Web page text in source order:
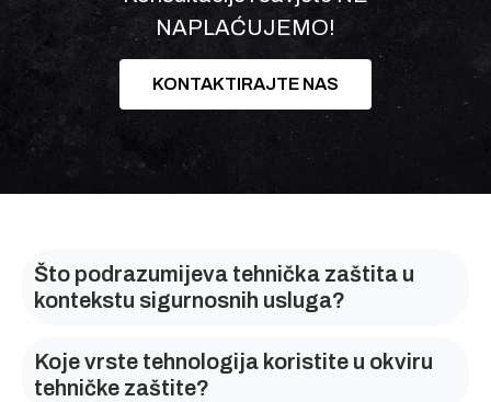
NAPLAĆUJEMO!
KONTAKTIRAJTE NAS
Što podrazumijeva tehnička zaštita u
kontekstu sigurnosnih usluga?
Koje vrste tehnologija koristite u okviru
tehničke zaštite?